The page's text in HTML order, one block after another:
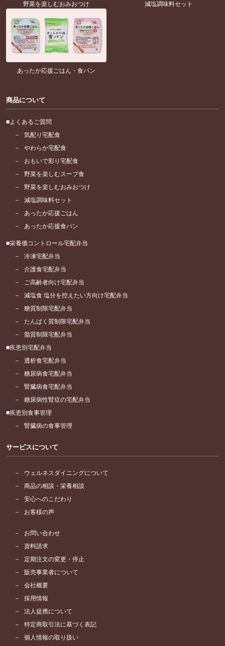
野菜を楽しむおみおつけ 減塩調味料セット
あったか応援ごはん・食パン
商品について
よくあるご質問
気配り宅配食
やわらか宅配食
おもいで彩り宅配食
野菜を楽しむスープ食
野菜を楽しむおみおつけ
減塩調味料セット
あったか応援ごはん
あったか応援食パン
栄養価コントロール宅配弁当
冷凍宅配弁当
介護食宅配弁当
ご高齢者向け宅配弁当
減塩食 塩分を控えたい方向け宅配弁当
糖質制限宅配弁当
たんぱく質制限宅配弁当
脂質制限宅配弁当
疾患別宅配弁当
透析食宅配弁当
糖尿病食宅配弁当
腎臓病食宅配弁当
糖尿病性腎症の宅配弁当
疾患別食事管理
腎臓病の食事管理
サービスについて
ウェルネスダイニングについて
商品の相談・栄養相談
安心へのこだわり
お客様の声
お問い合わせ
資料請求
定期注文の変更・停止
販売事業者について
会社概要
採用情報
法人提携について
特定商取引法に基づく表記
個人情報の取り扱い